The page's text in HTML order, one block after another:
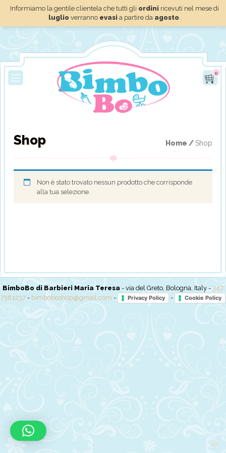
Informiamo la gentile clientela che tutti gli ordini ricevuti nel mese di
luglio verranno evasi a partire da agosto.
0
Home / Shop
Shop
Non è stato trovato nessun prodotto che corrisponde
alla tua selezione.
BimboBo di Barbieri Maria Teresa - via del Greto, Bologna, Italy - 347
7381237 - bimboboshop@gmail.com - Privacy Policy - Cookie Policy